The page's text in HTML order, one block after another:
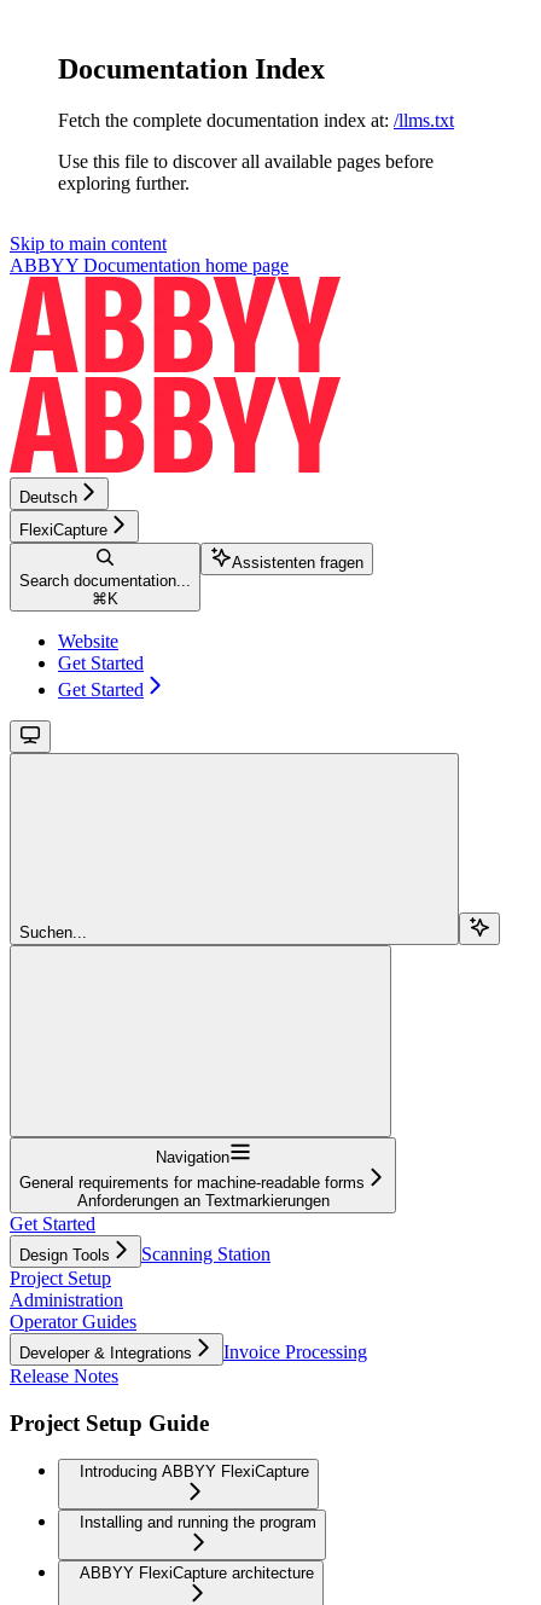
Documentation Index
Fetch the complete documentation index at: /llms.txt
Use this file to discover all available pages before
exploring further.
Skip to main content
ABBYY Documentation home page
Deutsch
FlexiCapture
Search documentation...
⌘ K
Assistenten fragen
Website
Get Started
Get Started
Suchen...
Navigation
General requirements for machine-readable forms
Anforderungen an Textmarkierungen
Get Started
Design Tools
Scanning Station
Project Setup
Administration
Operator Guides
Developer & Integrations
Invoice Processing
Release Notes
Project Setup Guide
Introducing ABBYY FlexiCapture
Installing and running the program
ABBYY FlexiCapture architecture